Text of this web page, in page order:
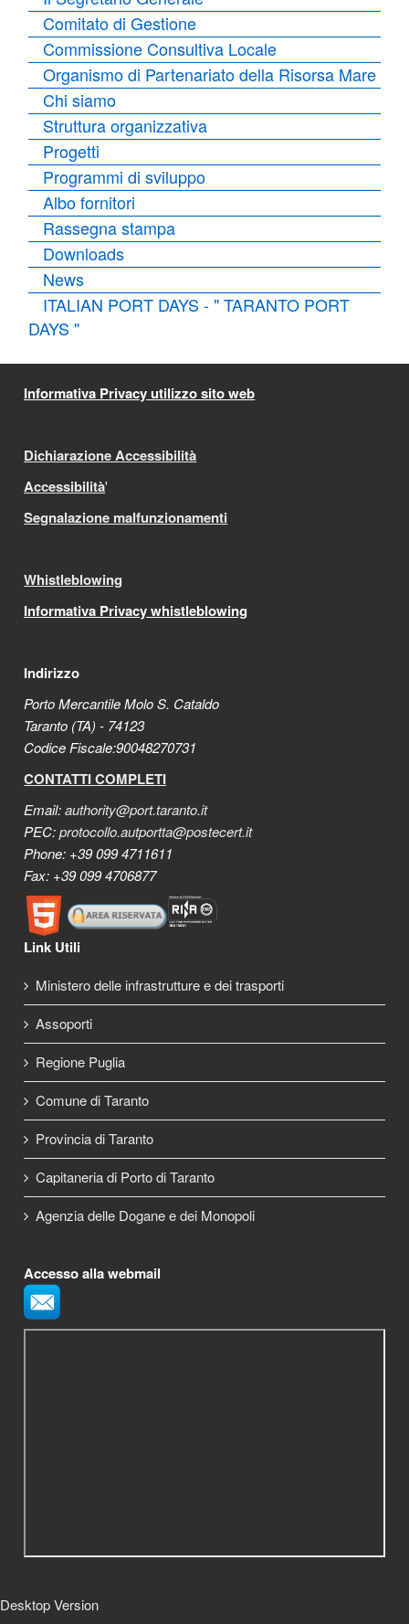
Comitato di Gestione
Commissione Consultiva Locale
Organismo di Partenariato della Risorsa Mare
Chi siamo
Struttura organizzativa
Progetti
Programmi di sviluppo
Albo fornitori
Rassegna stampa
Downloads
News
ITALIAN PORT DAYS - " TARANTO PORT
DAYS "
Informativa Privacy utilizzo sito web
Dichiarazione Accessibilità
Accessibilità'
Segnalazione malfunzionamenti
Whistleblowing
Informativa Privacy whistleblowing
Indirizzo
Porto Mercantile Molo S. Cataldo
Taranto (TA) - 74123
Codice Fiscale:90048270731
CONTATTI COMPLETI
Email:authority@port.taranto.it
PEC:protocollo.autportta@postecert.it
Phone: +39 099 4711611
Fax: +39 099 4706877
Link Utili
Ministero delle infrastrutture e dei trasporti
Assoporti
Regione Puglia
Comune di Taranto
Provincia di Taranto
Capitaneria di Porto di Taranto
Agenzia delle Dogane e dei Monopoli
Accesso alla webmail
Desktop Version